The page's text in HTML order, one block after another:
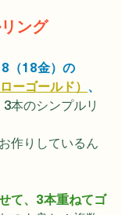
ング
（18金）の
ーゴールド） 、
本のシンプルリ
りしているん